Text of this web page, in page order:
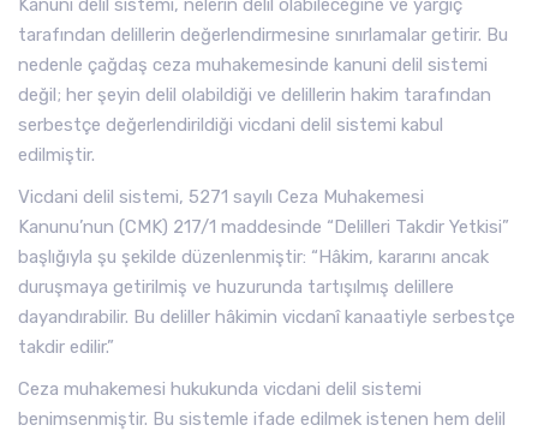
Kanuni delil sistemi, nelerin delil olabileceğine ve yargıç
tarafından delillerin değerlendirmesine sınırlamalar getirir. Bu
nedenle çağdaş ceza muhakemesinde kanuni delil sistemi
değil; her şeyin delil olabildiği ve delillerin hakim tarafından
serbestçe değerlendirildiği vicdani delil sistemi kabul
edilmiştir.
Vicdani delil sistemi, 5271 sayılı Ceza Muhakemesi
Kanunu’nun (CMK) 217/1 maddesinde “Delilleri Takdir Yetkisi”
başlığıyla şu şekilde düzenlenmiştir: “Hâkim, kararını ancak
duruşmaya getirilmiş ve huzurunda tartışılmış delillere
dayandırabilir. Bu deliller hâkimin vicdanî kanaatiyle serbestçe
takdir edilir.”
Ceza muhakemesi hukukunda vicdani delil sistemi
benimsenmiştir. Bu sistemle ifade edilmek istenen hem delil